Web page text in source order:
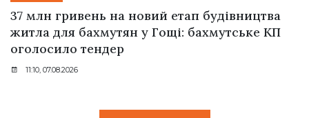
37 млн гривень на новий етап будівництва
житла для бахмутян у Гощі: бахмутське КП
оголосило тендер
11:10, 07.08.2026